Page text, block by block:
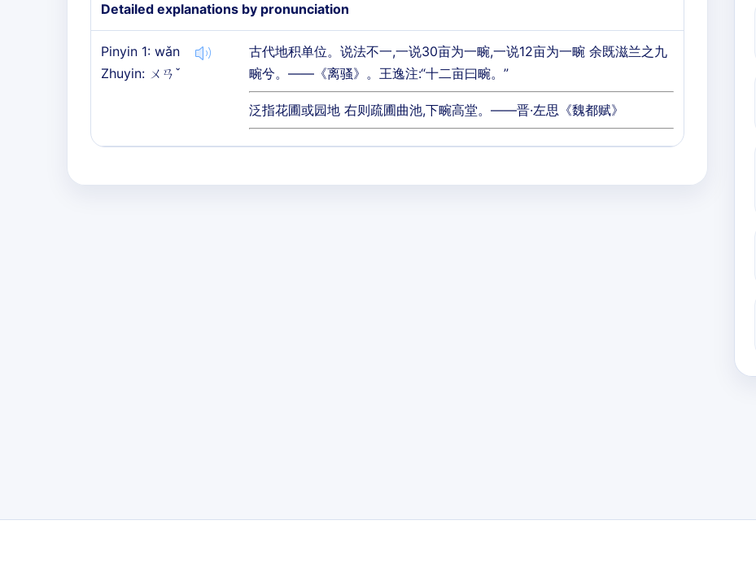
Detailed explanations by pronunciation
Pinyin 1: wǎn
Zhuyin: ㄨㄢˇ
古代地积单位。说法不一,一说30亩为一畹,一说12亩为一畹 余既滋兰之九
畹兮。——《离骚》。王逸注:“十二亩曰畹。”
泛指花圃或园地 右则疏圃曲池,下畹高堂。——晋·左思《魏都赋》